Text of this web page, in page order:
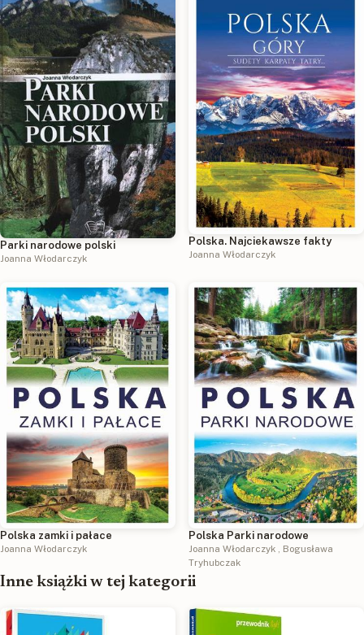
Parki narodowe polski
Joanna Włodarczyk
Polska. Najciekawsze fakty
Joanna Włodarczyk
Polska zamki i pałace
Joanna Włodarczyk
Polska Parki narodowe
Joanna Włodarczyk
Bogusława
Tryhubczak
Inne książki w tej kategorii